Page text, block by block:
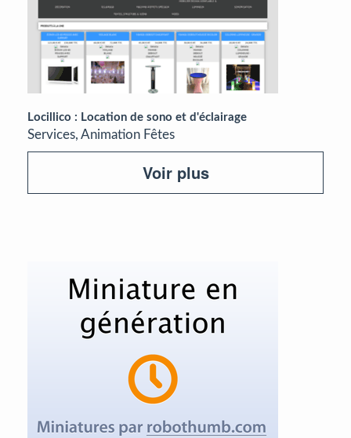
Locillico : Location de sono et d'éclairage
Services, Animation Fêtes
Voir plus